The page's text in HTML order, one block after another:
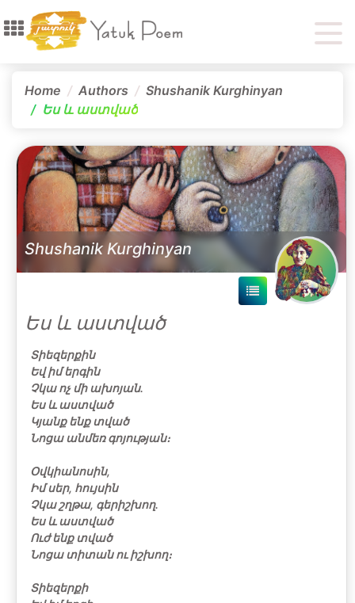
Home Authors
Shushanik Kurghinyan
Ես և աստված
Shushanik Kurghinyan
Ես և աստված
Տիեզերքին
Եվ իմ երգին
Չկա ոչ մի ախոյան․
Ես և աստված
Կյանք ենք տված
Նոցա անմեռ գոյության։
Օվկիանոսին,
Իմ սեր, հույսին
Չկա շղթա, գերիշխող․
Ես և աստված
Ուժ ենք տված
Նոցա տիտան ու իշխող։
Տիեզերքի